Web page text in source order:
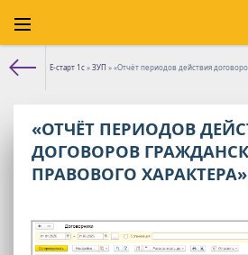
Е-старт 1с»ЗУП » «Отчёт периодов действия
«ОТЧЁТ ПЕРИОДОВ
ДОГОВОРОВ
ПРАВОВОГО